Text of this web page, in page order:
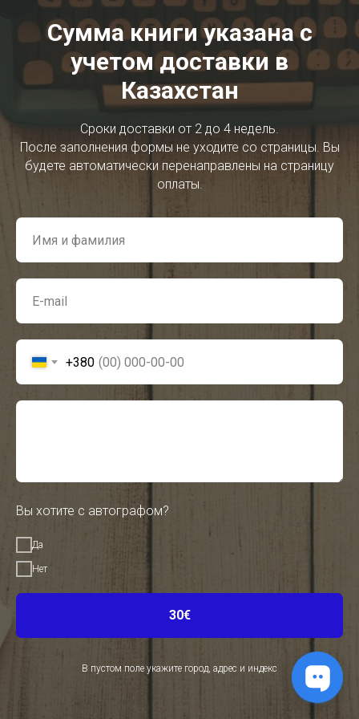
Сумма книги указана с
учетом доставки в
Казахстан
Сроки доставки от 2 до 4 недель.
После заполнения формы не уходите со страницы. Вы
будете автоматически перенаправлены на страницу
оплаты.
+380
Вы хотите с автографом?
Да
Нет
30€
В пустом поле укажите город, адрес и индекс